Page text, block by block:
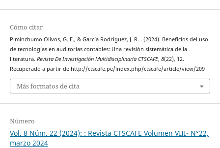
Cómo citar
Piminchumo Olivos, G. E., & García Rodríguez, J. R. . (2024). Beneficios del uso
de tecnologías en auditorias contables: Una revisión sistemática de la
literatura. Revista De Investigación Multidisciplinaria CTSCAFE, 8(22), 12.
Recuperado a partir de http://ctscafe.pe/index.php/ctscafe/article/view/209
Más formatos de cita
Número
Vol. 8 Núm. 22 (2024): : Revista CTSCAFE Volumen VIII- N°22,
marzo 2024